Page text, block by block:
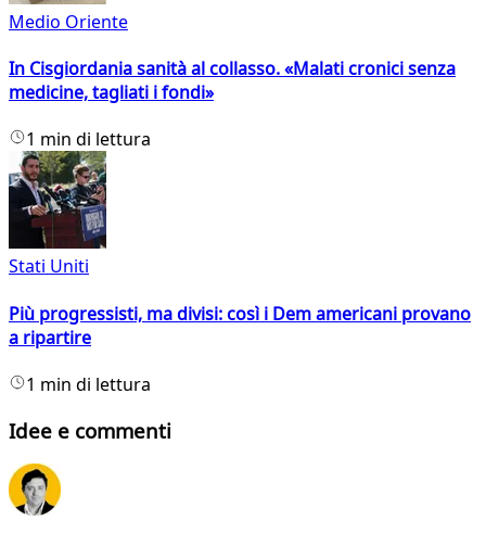
Medio Oriente
In Cisgiordania sanità al collasso. «Malati cronici senza
medicine, tagliati i fondi»
1 min di lettura
Stati Uniti
Più progressisti, ma divisi: così i Dem americani provano
a ripartire
1 min di lettura
Idee e commenti